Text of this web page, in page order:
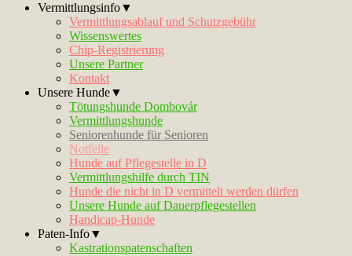
Vermittlungsinfo▼
Vermittlungsablauf und Schutzgebühr
Wissenswertes
Chip-Registrierung
Unsere Partner
Kontakt
Unsere Hunde▼
Tötungshunde Dombovár
Vermittlungshunde
Seniorenhunde für Senioren
Notfelle
Hunde auf Pflegestelle in D
Vermittlungshilfe durch TIN
Hunde die nicht in D vermittelt werden dürfen
Unsere Hunde auf Dauerpflegestellen
Handicap-Hunde
Paten-Info▼
Kastrationspatenschaften